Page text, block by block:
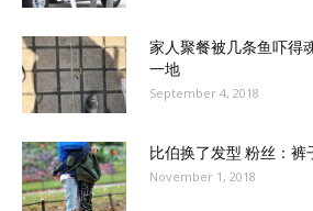
家人聚餐被几条鱼吓得
一地
September 4, 2018
比伯换了发型 粉丝：裤
November 1, 2018